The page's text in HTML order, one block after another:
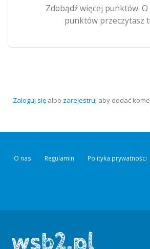
Zdobądź więcej punktów.
punktów przeczytasz
Zaloguj się albo zarejestruj aby dodać
O nas Regulamin Polityka prywatności